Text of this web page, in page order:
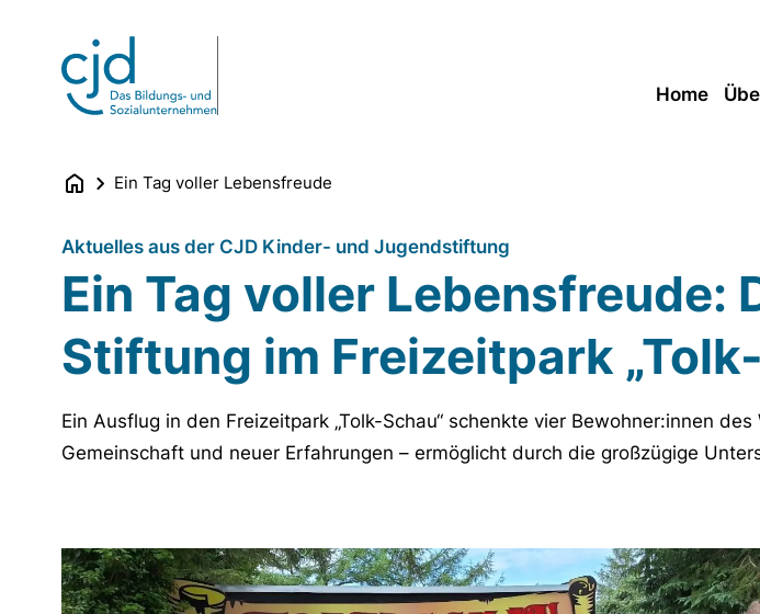
Home
Ein Tag voller Lebensfreude
Aktuelles aus der CJD Kinder- und Jugendstiftung
Ein Tag voller Lebensfreude:
Stiftung im Freizeitpark
Ein Ausflug in den Freizeitpark „Tolk-Schau“ schenkte vier Bewohner:innen
Gemeinschaft und neuer Erfahrungen – ermöglicht durch die großzügige